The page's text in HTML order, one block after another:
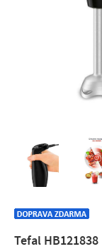
Tefal HB121838